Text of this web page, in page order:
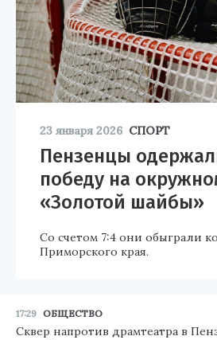
23 января 2026 СПОРТ
Пензенцы
победу на
«Золотой шайбы»
Со счетом 7:4 они обыграли
Приморского края.
17:29 ОБЩЕСТВО
Сквер напротив драмтеатра в